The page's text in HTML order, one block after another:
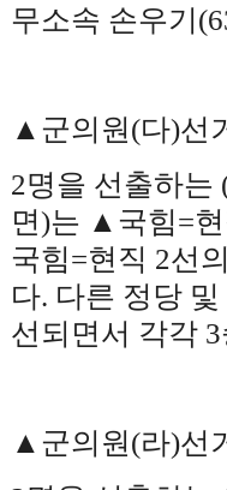
무소속 손우기
▲ 군의원 (다)선
2명을 선출하는
면)는 ▲ 국힘=
국힘=현직 2선
다. 다른 정당
선되면서 각각 3
▲ 군의원 (라)선